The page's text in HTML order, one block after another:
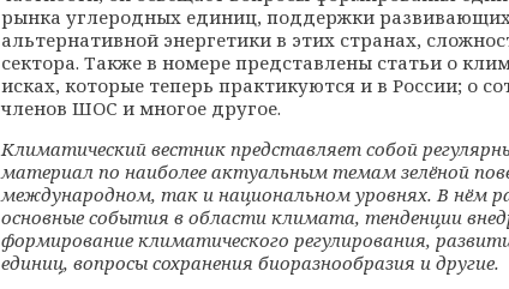
рынка углеродных единиц, поддержки
альтернативной энергетики в этих странах,
сектора. Также в номере представлены статьи о
исках, которые теперь практикуются и в России; о
членов ШОС и многое другое.
Климатический вестник представляет собой
материал по наиболее актуальным темам зелёной
международном, так и национальном уровнях. В нём
основные события в области климата, тенденции
формирование климатического регулирования,
единиц, вопросы сохранения биоразнообразия и другие.